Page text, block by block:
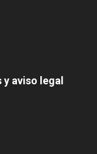
aviso legal